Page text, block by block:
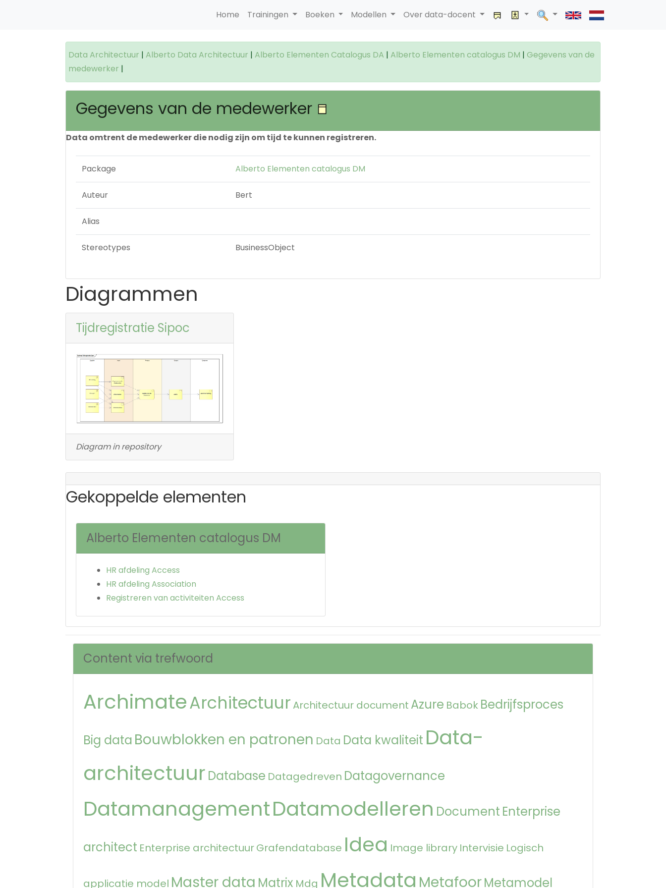
Home Trainingen Boeken Modellen Over data-docent
Data Architectuur | Alberto Data Architectuur | Alberto Elementen Catalogus DA | Alberto Elementen catalogus DM | Gegevens van de
medewerker |
Gegevens van de medewerker
Data omtrent de medewerker die nodig zijn om tijd te kunnen registreren.
Package Alberto Elementen catalogus DM
Auteur Bert
Alias
Stereotypes BusinessObject
Diagrammen
Tijdregistratie Sipoc
Diagram in repository
Gekoppelde elementen
Alberto Elementen catalogus DM
HR afdeling Access
HR afdeling Association
Registreren van activiteiten Access
Content via trefwoord
ArchimateArchitectuur Architectuur document Azure Babok Bedrijfsproces
Big data Bouwblokken en patronen Data Data kwaliteit Data-
architectuur Database Datagedreven Datagovernance
DatamanagementDatamodelleren Document Enterprise
architect Enterprise architectuurGrafendatabase Idea Image library Intervisie Logisch
applicatie model Master data Matrix Mdg Metadata MetafoorMetamodel